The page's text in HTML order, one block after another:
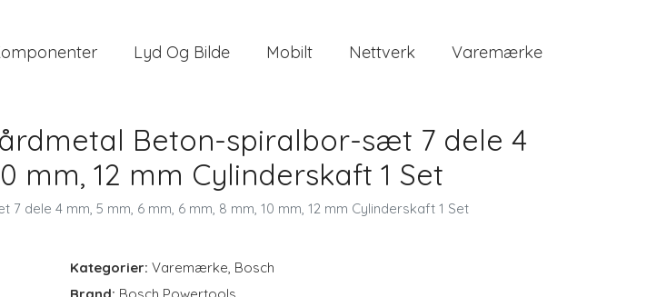
Lyd Og Bilde Mobilt Nettverk Varemærke
Beton-spiralbor-sæt 7 dele 4
mm, 12 mm Cylinderskaft 1 Set
4 mm, 5 mm, 6 mm, 6 mm, 8 mm, 10 mm, 12 mm Cylinderskaft 1 Set
Kategorier: Varemærke, Bosch